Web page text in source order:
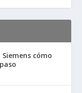
Siemens cómo